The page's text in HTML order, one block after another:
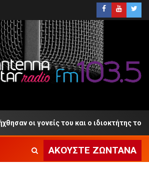
και ο ιδιοκτήτης του Beach Bar
ΑΚΟΎΣΤΕ ΖΩΝΤΑΝΆ